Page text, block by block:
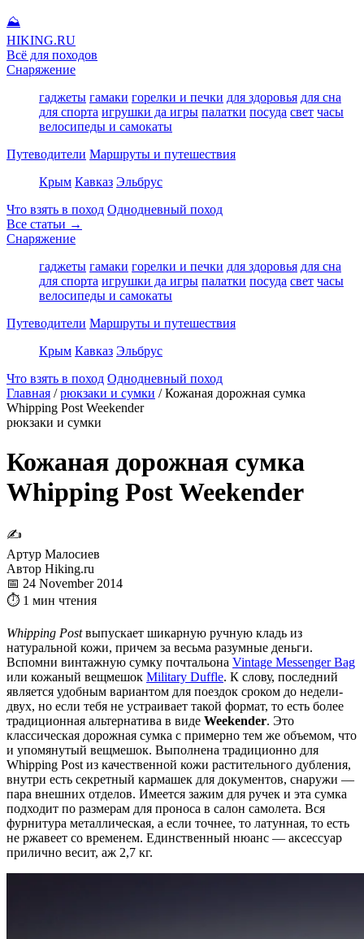
⛰
HIKING.RU
Всё для походов
Снаряжение
гаджеты гамаки горелки и печки для здоровья для сна
для спорта игрушки да игры палатки посуда свет часы
велосипеды и самокаты
Путеводители Маршруты и путешествия
Крым Кавказ Эльбрус
Что взять в поход Однодневный поход
Все статьи →
Снаряжение
гаджеты гамаки горелки и печки для здоровья для сна
для спорта игрушки да игры палатки посуда свет часы
велосипеды и самокаты
Путеводители Маршруты и путешествия
Крым Кавказ Эльбрус
Что взять в поход Однодневный поход
Главная / рюкзаки и сумки / Кожаная дорожная сумка
Whipping Post Weekender
рюкзаки и сумки
Кожаная дорожная сумка
Whipping Post Weekender
✍
Артур Малосиев
Автор Hiking.ru
📅 24 November 2014
⏱ 1 мин чтения
Whipping Postвыпускает шикарную ручную кладь из
натуральной кожи, причем за весьма разумные деньги.
Вспомни винтажную сумку почтальона Vintage Messenger Bag
или кожаный вещмешок Military Duffle. К слову, последний
является удобным вариантом для поездок сроком до недели-
двух, но если тебя не устраивает такой формат, то есть более
традиционная альтернатива в виде Weekender. Это
классическая дорожная сумка с примерно тем же объемом, что
и упомянутый вещмешок. Выполнена традиционно для
Whipping Post из качественной кожи растительного дубления,
внутри есть секретный кармашек для документов, снаружи —
пара внешних отделов. Имеется зажим для ручек и эта сумка
подходит по размерам для проноса в салон самолета. Вся
фурнитура металлическая, а если точнее, то латунная, то есть
не ржавеет со временем. Единственный нюанс — аксессуар
прилично весит, аж 2,7 кг.